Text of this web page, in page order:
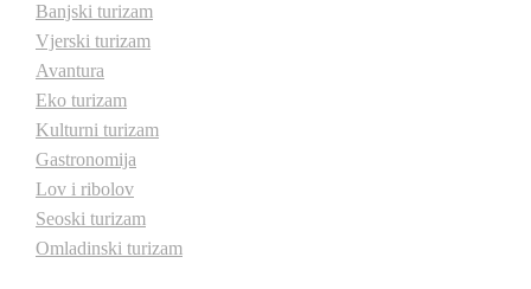
Manifestacije
Smještaj
Multimedija
Foto
Banjski turizam
Vjerski turizam
Avantura
Eko turizam
Kulturni turizam
Gastronomija
Lov i ribolov
Seoski turizam
Omladinski turizam